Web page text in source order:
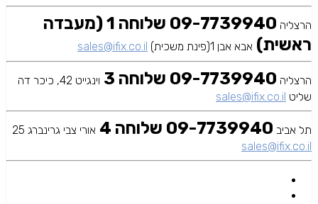
הרצליה
09-7739940 שלוחה 1 (מעבדה
ראשית) אבא אבן 1(פינת משכית) sales@ifix.co.il
הרצליה 09-7739940 שלוחה 3
וינגייט 42, כיכר דה
שליט sales@ifix.co.il
תל אביב 09-7739940 שלוחה 4
אורי צבי גרינברג 25
sales@ifix.co.il